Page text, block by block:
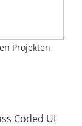
Projekten
Coded UI